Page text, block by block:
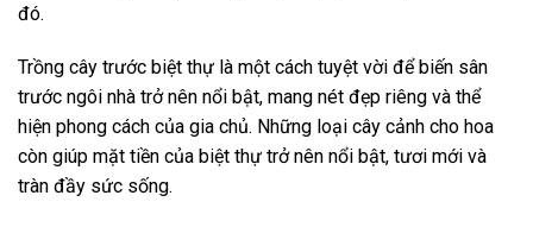
đó.
Trồng cây trước biệt thự là một cách tuyệt vời để biến sân
trước ngôi nhà trở nên nổi bật, mang nét đẹp riêng và thể
hiện phong cách của gia chủ. Những loại cây cảnh cho hoa
còn giúp mặt tiền của biệt thự trở nên nổi bật, tươi mới và
tràn đầy sức sống.